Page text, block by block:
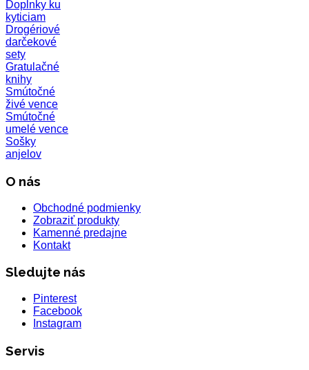
Doplnky ku
kyticiam
Drogériové
darčekové
sety
Gratulačné
knihy
Smútočné
živé vence
Smútočné
umelé vence
Sošky
anjelov
O nás
Obchodné podmienky
Zobraziť produkty
Kamenné predajne
Kontakt
Sledujte nás
Pinterest
Facebook
Instagram
Servis